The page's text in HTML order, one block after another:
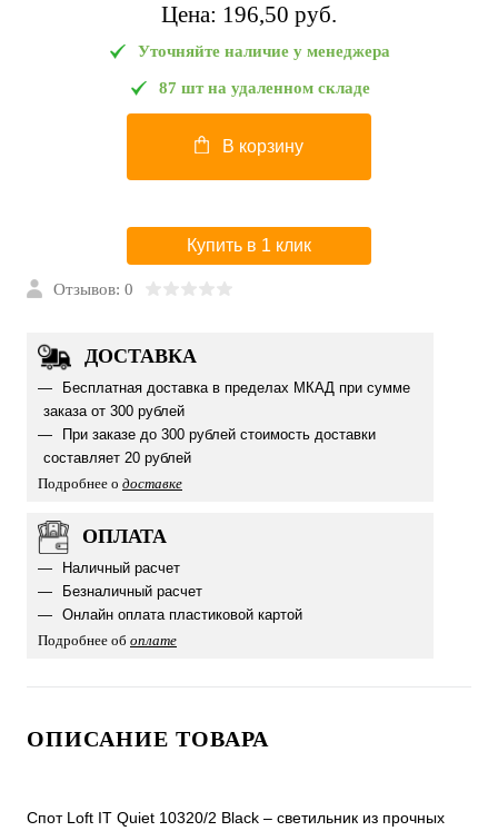
Цена: 196,50 pуб.
Уточняйте наличие у менеджера
87 шт на удаленном складе
В корзину
Купить в 1 клик
Отзывов: 0
ДОСТАВКА
Бесплатная доставка в пределах МКАД при сумме
заказа от 300 рублей
При заказе до 300 рублей стоимость доставки
составляет 20 рублей
Подробнее о доставке
ОПЛАТА
Наличный расчет
Безналичный расчет
Онлайн оплата пластиковой картой
Подробнее об оплате
ОПИСАНИЕ ТОВАРА
Спот Loft IT Quiet 10320/2 Black – светильник из прочных